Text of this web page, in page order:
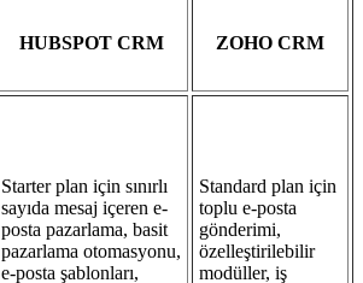
HUBSPOT CRM ZOHO CRM
Starter plan için sınırlı
sayıda mesaj içeren e-
posta pazarlama, basit
pazarlama otomasyonu,
e-posta şablonları,
Standard plan için
toplu e-posta
gönderimi,
özelleştirilebilir
modüller, iş